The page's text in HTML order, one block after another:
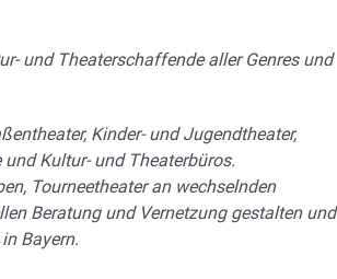
und Theaterschaffende aller Genres und
Kinder- und Jugendtheater,
Kultur- und Theaterbüros.
Tourneetheater an wechselnden
Beratung und Vernetzung gestalten und
Bayern.